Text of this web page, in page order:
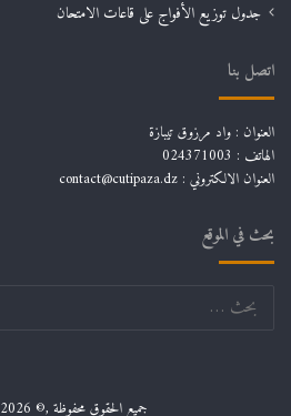
جدول توزيع الأفواج على قاعات الامتحان
اتصل بنا
العنوان : واد مرزوق تيبازة
الهاتف : 024371003
العنوان الالكتروني : contact@cutipaza.dz
بحث في الموقع
جميع الحقوق محفوظة ,© Copyright 2026